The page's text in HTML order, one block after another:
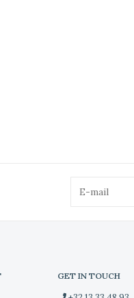
GET IN TOUCH